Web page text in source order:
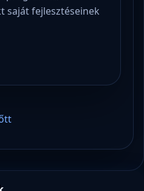
saját fejlesztéseinek